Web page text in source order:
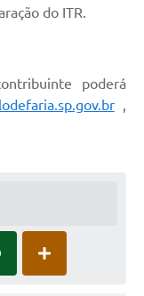
do ITR.
poderá
,